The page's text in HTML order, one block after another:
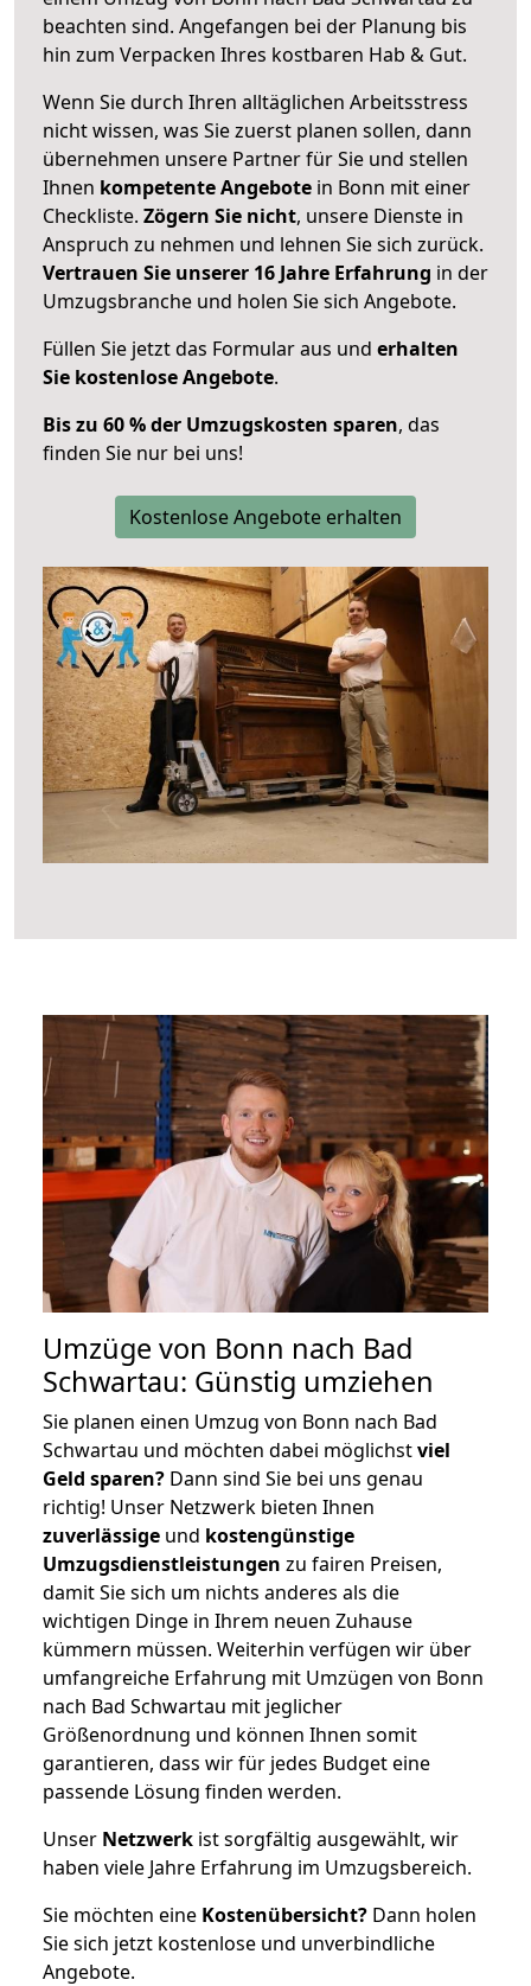
beachten sind. Angefangen bei der Planung bis
hin zum Verpacken Ihres kostbaren Hab & Gut.
Wenn Sie durch Ihren alltäglichen Arbeitsstress
nicht wissen, was Sie zuerst planen sollen, dann
übernehmen unsere Partner für Sie und stellen
Ihnen kompetente Angebote in Bonn mit einer
Checkliste. Zögern Sie nicht, unsere Dienste in
Anspruch zu nehmen und lehnen Sie sich zurück.
Vertrauen Sie unserer 16 Jahre Erfahrung in der
Umzugsbranche und holen Sie sich Angebote.
Füllen Sie jetzt das Formular aus und erhalten
Sie kostenlose Angebote.
Bis zu 60 % der Umzugskosten sparen, das
finden Sie nur bei uns!
Kostenlose Angebote erhalten
Umzüge von Bonn nach Bad
Schwartau: Günstig umziehen
Sie planen einen Umzug von Bonn nach Bad
Schwartau und möchten dabei möglichstviel
Geld sparen? Dann sind Sie bei uns genau
richtig! Unser Netzwerk bieten Ihnen
zuverlässige und kostengünstige
Umzugsdienstleistungen zu fairen Preisen,
damit Sie sich um nichts anderes als die
wichtigen Dinge in Ihrem neuen Zuhause
kümmern müssen. Weiterhin verfügen wir über
umfangreiche Erfahrung mit Umzügen von Bonn
nach Bad Schwartau mit jeglicher
Größenordnung und können Ihnen somit
garantieren, dass wir für jedes Budget eine
passende Lösung finden werden.
Unser Netzwerk ist sorgfältig ausgewählt, wir
haben viele Jahre Erfahrung im Umzugsbereich.
Sie möchten eine Kostenübersicht? Dann holen
Sie sich jetzt kostenlose und unverbindliche
Angebote.